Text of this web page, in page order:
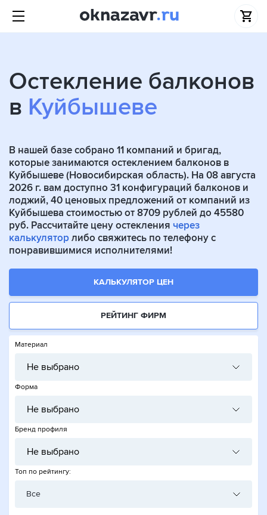
Остекление балконов
в Куйбышеве
В нашей базе собрано 11 компаний и бригад,
которые занимаются остеклением балконов в
Куйбышеве (Новосибирская область). На 08 августа
2026 г. вам доступно 31 конфигураций балконов и
лоджий, 40 ценовых предложений от компаний из
Куйбышева стоимостью от 8709 рублей до 45580
руб. Рассчитайте цену остекления через
калькуляторлибо свяжитесь по телефону с
понравившимися исполнителями!
КАЛЬКУЛЯТОР ЦЕН
РЕЙТИНГ ФИРМ
Материал
Не выбрано
Форма
Не выбрано
Бренд профиля
Не выбрано
Топ по рейтингу:
Все